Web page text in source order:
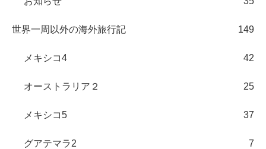
世界一周以外の海外旅行記 149
メキシコ4 42
オーストラリア２ 25
メキシコ5 37
グアテマラ2 7